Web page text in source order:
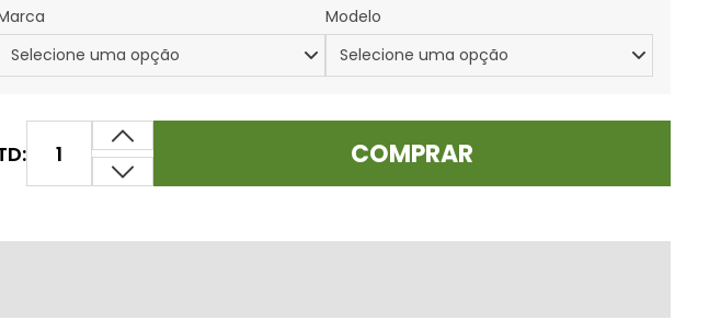
COMPRAR
Modelo